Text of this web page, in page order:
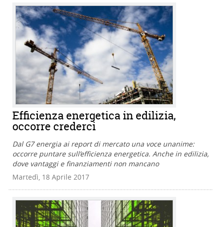
Efficienza energetica in edilizia,
occorre crederci
Dal G7 energia ai report di mercato una voce unanime:
occorre puntare sull’efficienza energetica. Anche in edilizia,
dove vantaggi e finanziamenti non mancano
Martedì, 18 Aprile 2017